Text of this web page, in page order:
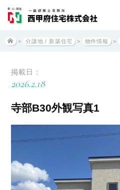
> 分譲地 / 新築住宅 > 物件情報 >
掲載日：
2026.2.18
寺部B30外観写真1